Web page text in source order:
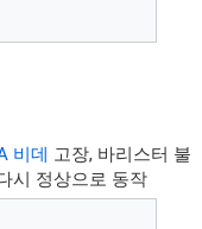
비데 고장, 바리스터 불
시 정상으로 동작